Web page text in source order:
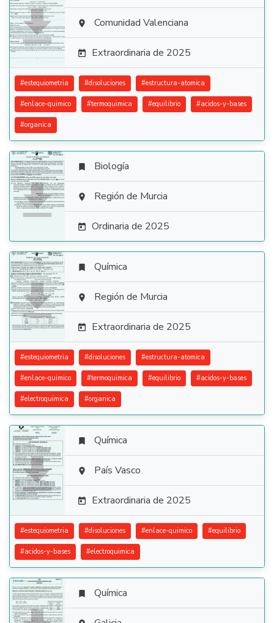
  Comunidad Valenciana
 Extraordinaria de 2025
#estequiometria #disoluciones #estructura-atomica
#enlace-quimico #termoquimica #equilibrio #acidos-y-bases
#organica

 Biología
 Región de Murcia
 Ordinaria de 2025

 Química
 Región de Murcia
 Extraordinaria de 2025
#estequiometria #disoluciones #estructura-atomica
#enlace-quimico #termoquimica #equilibrio #acidos-y-bases
#electroquimica #organica

 Química
 País Vasco
 Extraordinaria de 2025
#estequiometria #disoluciones #enlace-quimico #equilibrio
#acidos-y-bases #electroquimica
 Química